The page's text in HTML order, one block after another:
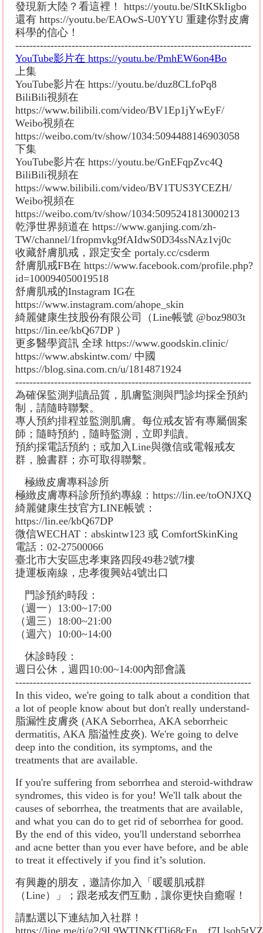
發現新大陸？看這裡！ https://youtu.be/SItKSkIigbo
還有 https://youtu.be/EAOwS-U0YYU 重建你對皮膚
科學的信心！
-------------------------------------------------------------------
YouTube影片在 https://youtu.be/PmhEW6on4Bo
上集
YouTube影片在 https://youtu.be/duz8CLfoPq8
BiliBili視頻在
https://www.bilibili.com/video/BV1Ep1jYwEyF/
Weibo視頻在
https://weibo.com/tv/show/1034:5094488146903058
下集
YouTube影片在 https://youtu.be/GnEFqpZvc4Q
BiliBili視頻在
https://www.bilibili.com/video/BV1TUS3YCEZH/
Weibo視頻在
https://weibo.com/tv/show/1034:5095241813000213
乾淨世界頻道在 https://www.ganjing.com/zh-
TW/channel/1fropmvkg9fAIdwS0D34ssNAz1vj0c
收藏舒膚肌戒，跟定安全 portaly.cc/csderm
舒膚肌戒FB在 https://www.facebook.com/profile.php?
id=100094050019518
舒膚肌戒的Instagram IG在
https://www.instagram.com/ahope_skin
綺麗健康生技股份有限公司（Line帳號 @boz9803t
https://lin.ee/kbQ67DP ）
更多醫學資訊 全球 https://www.goodskin.clinic/
https://www.abskintw.com/ 中國
https://blog.sina.com.cn/u/1814871924
-------------------------------------------------------------------
為確保監測判讀品質，肌膚監測與門診均採全預約
制，請隨時聯繫。
專人預約排程並監測肌膚。每位戒友皆有專屬個案
師；隨時預約，隨時監測，立即判讀。
預約採電話預約；或加入Line與微信或電報戒友
群，臉書群；亦可取得聯繫。
極緻皮膚專科診所
極緻皮膚專科診所預約專線：https://lin.ee/toONJXQ
綺麗健康生技官方LINE帳號：
https://lin.ee/kbQ67DP
微信WECHAT：abskintw123 或 ComfortSkinKing
電話：02-27500066
臺北市大安區忠孝東路四段49巷2號7樓
捷運板南線，忠孝復興站4號出口
門診預約時段：
（週一）13:00~17:00
（週三）18:00~21:00
（週六）10:00~14:00
休診時段：
週日公休，週四10:00~14:00內部會議
-------------------------------------------------------------------
In this video, we're going to talk about a condition that
a lot of people know about but don't really understand-
脂漏性皮膚炎 (AKA Seborrhea, AKA seborrheic
dermatitis, AKA 脂溢性皮炎). We're going to delve
deep into the condition, its symptoms, and the
treatments that are available.
If you're suffering from seborrhea and steroid-withdraw
syndromes, this video is for you! We'll talk about the
causes of seborrhea, the treatments that are available,
and what you can do to get rid of seborrhea for good.
By the end of this video, you'll understand seborrhea
and acne better than you ever have before, and be able
to treat it effectively if you find it’s solution.
有興趣的朋友，邀請你加入「暖暖肌戒群
（Line）」；跟老戒友們互動，讓你更快自癒喔！
請點選以下連結加入社群！
https://line.me/ti/g2/